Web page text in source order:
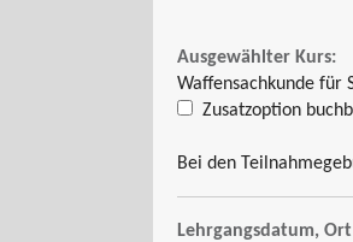
Ausgewählter Kurs:
Waffensachkunde für
Zusatzoption
Bei den
Lehrgangsdatum, Ort